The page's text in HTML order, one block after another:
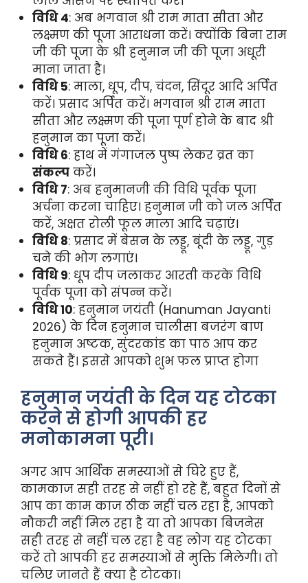
विधि 4: अब भगवान श्री राम माता सीता और
लक्ष्मण की पूजा आराधना करें। क्योंकि बिना राम
जी की पूजा के श्री हनुमान जी की पूजा अधूरी
माना जाता है।
विधि 5: माला, धूप, दीप, चंदन, सिंदूर आदि अर्पित
करें। प्रसाद अर्पित करें। भगवान श्री राम माता
सीता और लक्ष्मण की पूजा पूर्ण होने के बाद श्री
हनुमान का पूजा करें।
विधि 6: हाथ में गंगाजल पुष्प लेकर व्रत का
संकल्प करें।
विधि 7: अब हनुमानजी की विधि पूर्वक पूजा
अर्चना करना चाहिए। हनुमान जी को जल अर्पित
करें, अक्षत रोली फूल माला आदि चढ़ाएं।
विधि 8: प्रसाद में बेसन के लड्डू, बूंदी के लड्डू, गुड़
चने की भोग लगाएं।
विधि 9: धूप दीप जलाकर आरती करके विधि
पूर्वक पूजा को संपन्न करें।
विधि 10: हनुमान जयंती (Hanuman Jayanti
2026) के दिन हनुमान चालीसा बजरंग बाण
हनुमान अष्टक, सुंदरकांड का पाठ आप कर
सकते हैं। इससे आपको शुभ फल प्राप्त होगा
हनुमान जयंती के दिन यह टोटका
करने से होगी आपकी हर
मनोकामना पूरी।
अगर आप आर्थिक समस्याओं से घिरे हुए हैं,
कामकाज सही तरह से नहीं हो रहे हैं, बहुत दिनों से
आप का काम काज ठीक नहीं चल रहा है, आपको
नौकरी नहीं मिल रहा है या तो आपका बिजनेस
सही तरह से नहीं चल रहा है वह लोग यह टोटका
करें तो आपकी हर समस्याओं से मुक्ति मिलेगी। तो
चलिए जानते हैं क्या है टोटका।